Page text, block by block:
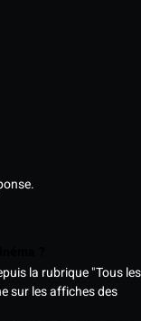
la rubrique "Tous les
sur les affiches des